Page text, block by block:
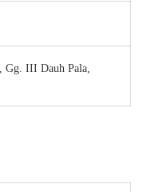
Gg. III Dauh Pala,